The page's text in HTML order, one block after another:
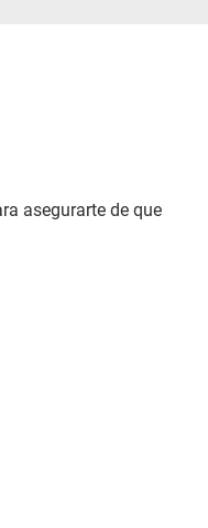
asegurarte de que